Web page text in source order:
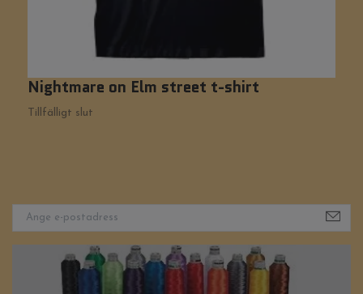
Nightmare on Elm street t-shirt
Tillfälligt slut